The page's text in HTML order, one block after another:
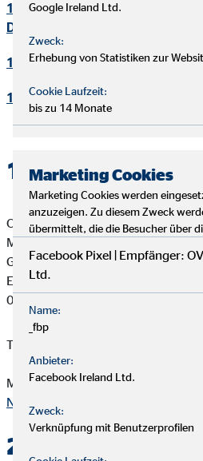
16. Änderung und Aktualisierung
Datenschutzerklärung
17. Rechte der betroffenen
18. Begriffsdefinitionen
1.
OVB Vermögensberatung AG
Matthias Nowak
Geschäftsstellenleiter für die OVB
Erich-Zeigner-Allee 79a
04229 Leipzig
Telefon: 0341 462480
Mail:office.hamann@ovb.de
Nach oben
2. Kontakt
Google Ireland Ltd.
Zweck:
Erhebung von Statistiken zur
Cookie Laufzeit:
bis zu 14 Monate
Marketing Cookies
Marketing Cookies werden
anzuzeigen. Zu diesem Zweck
übermittelt, die die Besucher über
Facebook Pixel | Empfänger:
Ltd.
Name:
_fbp
Anbieter:
Facebook Ireland Ltd.
Zweck:
Verknüpfung mit Benutzerprofilen